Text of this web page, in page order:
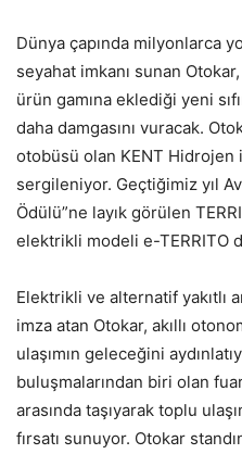
Dünya çapında milyonlarca
seyahat imkanı sunan
ürün gamına eklediği yeni
daha damgasını vuracak.
otobüsü olan KENT Hidrojen
sergileniyor. Geçtiğimiz yıl
Ödülü”ne layık görülen
elektrikli modeli e-TERRITO
Elektrikli ve alternatif yakıtlı
imza atan Otokar, akıllı
ulaşımın geleceğini
buluşmalarından biri olan
arasında taşıyarak toplu
fırsatı sunuyor. Otokar